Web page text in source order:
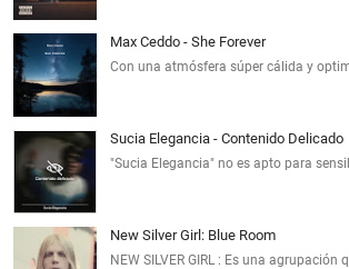
Max Ceddo - She Forever
Con una atmósfera súper cálida y
Sucia Elegancia - Contenido Delicado
"Sucia Elegancia" no es apto para
New Silver Girl: Blue Room
NEW SILVER GIRL : Es una agrupación